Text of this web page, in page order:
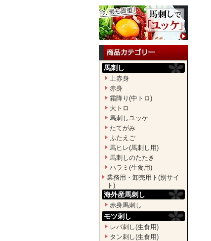
馬刺し
上赤身
赤身
霜降り(中トロ)
大トロ
馬刺しユッケ
たてがみ
ふたえご
馬ヒレ(馬刺し用)
馬刺しのたたき
ハラミ(生食用)
業務用・卸売用ト(別サイ
ト)
海外産馬刺し
赤身馬刺し
モツ刺し
レバ刺し(生食用)
タン刺し(生食用)